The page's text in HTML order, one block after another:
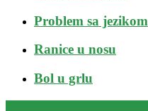
Problem sa jezikom
Ranice u nosu
Bol u grlu